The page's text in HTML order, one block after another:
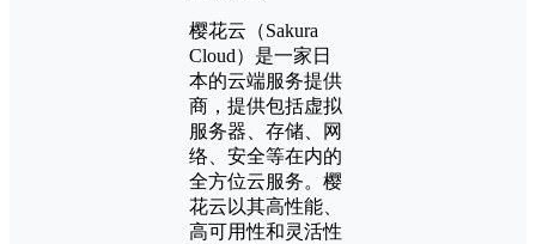
樱花云（Sakura
Cloud）是一家日
本的云端服务提供
商，提供包括虚拟
服务器、存储、网
络、安全等在内的
全方位云服务。樱
花云以其高性能、
高可用性和灵活性